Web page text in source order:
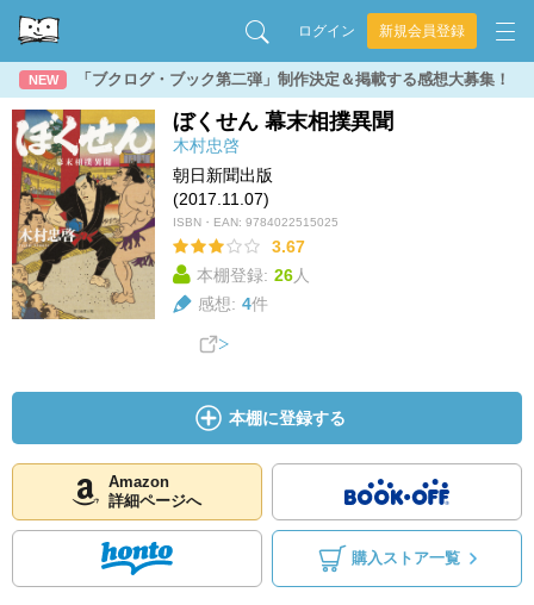
ログイン 新規会員登録
NEW 「ブクログ・ブック第二弾」制作決定＆掲載する感想大募集！
ぼくせん 幕末相撲異聞
木村忠啓
朝日新聞出版
(2017.11.07)
ISBN・EAN: 9784022515025
3.67
本棚登録: 26人
感想: 4件
本棚に登録する
Amazon
詳細ページへ
購入ストア一覧